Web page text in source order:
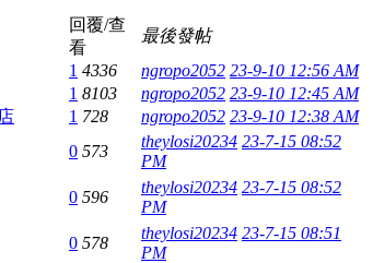
回覆/查
看
最後發帖
1 4336 ngropo2052 23-9-10 12:56 AM
1 8103 ngropo2052 23-9-10 12:45 AM
1 728 ngropo2052 23-9-10 12:38 AM
0 573
theylosi20234 23-7-15 08:52
PM
0 596
theylosi20234 23-7-15 08:52
PM
0 578
theylosi20234 23-7-15 08:51
PM